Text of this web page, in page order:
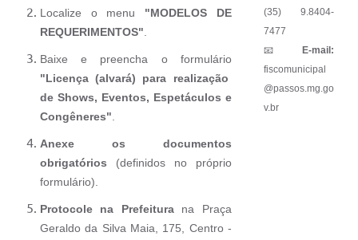
Localize o menu "MODELOS DE
REQUERIMENTOS"
Baixe e preencha o formulário
"Licença (alvará) para realização
de Shows, Eventos, Espetáculos e
Congêneres"
Anexe os documentos
obrigatórios (definidos no próprio
formulário).
Protocole na Prefeiturana Praça
Geraldo da Silva Maia, 175, Centro -
(35) 9.8404-
7477
📧
E-mail:
fiscomunicipal
@passos.mg.go
v.br